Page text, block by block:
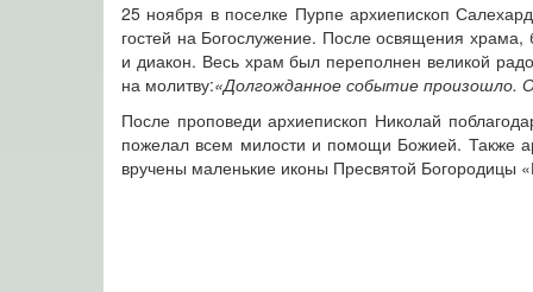
25 ноября в поселке Пурпе архиепископ
гостей на Богослужение. После освящения
и диакон. Весь храм был переполнен великой
на молитву:«Долгожданное событие произошло.
После проповеди архиепископ Николай
пожелал всем милости и помощи Божией. Также
вручены маленькие иконы Пресвятой Богородицы